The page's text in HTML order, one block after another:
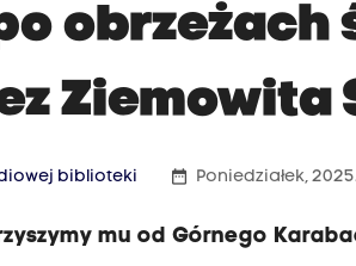
obrzeżach
Ziemowita
biblioteki date_range Poniedziałek,
mu od Górnego